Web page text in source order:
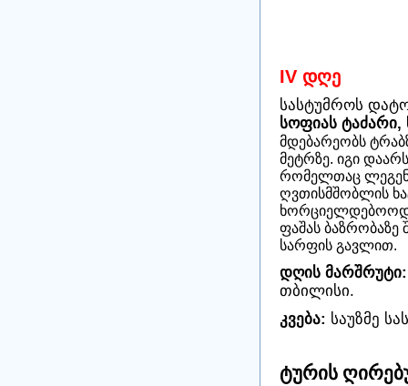
IV დღე
სასტუმროს
სოფიას ტაძარი,
მდებარეობს
მეტრზე. იგი
რომელთაც
ღვთისმშობლის
ხორციელდებოოდა
ფაშას ბაზრობაზე
სარფის გავლით.
დღის მარშრუტი:
თბილისი.
კვება: საუზმე
ტურის